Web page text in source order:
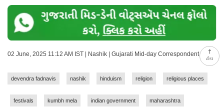
ટોચ
02 June, 2025 11:12 AM IST | Nashik | Gujarati Mid-day Correspondent
devendra fadnavis nashik hinduism religion religious places
festivals kumbh mela indian government maharashtra